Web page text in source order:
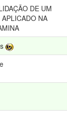
DE UM
NA